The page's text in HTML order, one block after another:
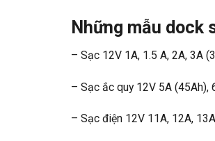
Những mẫu dock
– Sạc 12V 1A, 1.5 A, 2A, 3A
– Sạc ắc quy 12V 5A (45Ah),
– Sạc điện 12V 11A, 12A,